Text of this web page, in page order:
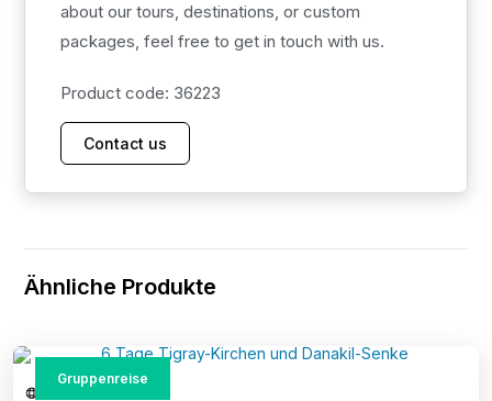
about our tours, destinations, or custom
packages, feel free to get in touch with us.
Product code: 36223
Contact us
Ähnliche Produkte
Gruppenreise
Gruppenreise